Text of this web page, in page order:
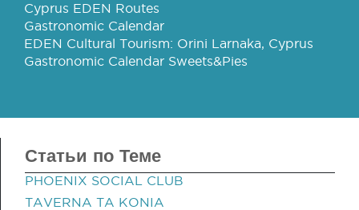
Cyprus EDEN Routes
Gastronomic Calendar
EDEN Cultural Tourism: Orini Larnaka, Cyprus
Gastronomic Calendar Sweets&Pies
Статьи по Теме
PHOENIX SOCIAL CLUB
TAVERNA TA KONIA